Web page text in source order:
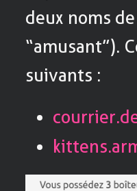
deux noms
“amusant”).
suivants :